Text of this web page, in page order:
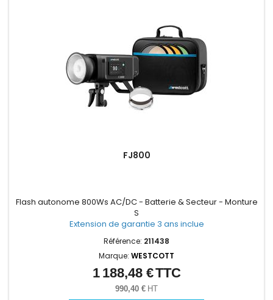
FJ800
Flash autonome 800Ws AC/DC - Batterie & Secteur - Monture
S
Extension de garantie 3 ans inclue
Référence: 211438
Marque: WESTCOTT
Prix
1 188,48 €TTC
990,40 € HT